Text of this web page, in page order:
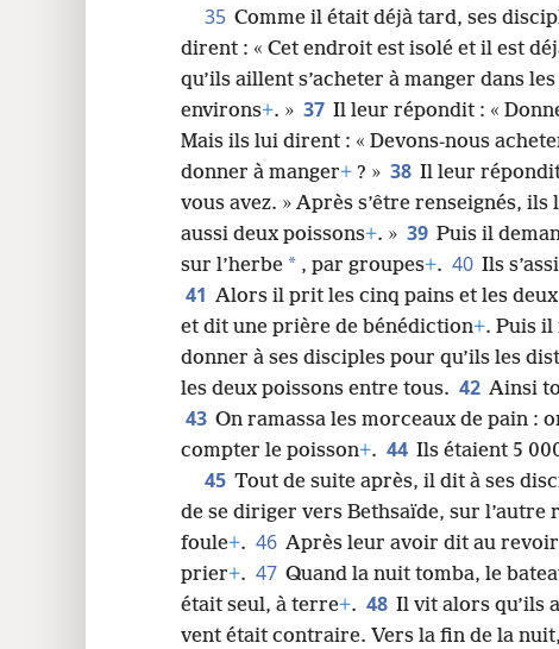
35 Comme il était déjà tard, ses
dirent : « Cet endroit est isolé et il est
qu’ils aillent s’acheter à manger dans
environs+. » 37 Il leur répondit : «
Mais ils lui dirent : « Devons-nous
donner à manger+ ? » 38 Il leur
vous avez. » Après s’être renseignés,
aussi deux poissons+. » 39 Puis il
sur l’herbe * , par groupes+. 40 Ils
41 Alors il prit les cinq pains et les
et dit une prière de bénédiction+. Puis il
donner à ses disciples pour qu’ils les
les deux poissons entre tous. 42 Ainsi
43 On ramassa les morceaux de pain :
compter le poisson+. 44 Ils étaient 5
45 Tout de suite après, il dit à ses
de se diriger vers Bethsaïde, sur
foule+. 46 Après leur avoir dit au
prier+. 47 Quand la nuit tomba, le
était seul, à terre+. 48 Il vit alors qu’ils
vent était contraire. Vers la fin de la